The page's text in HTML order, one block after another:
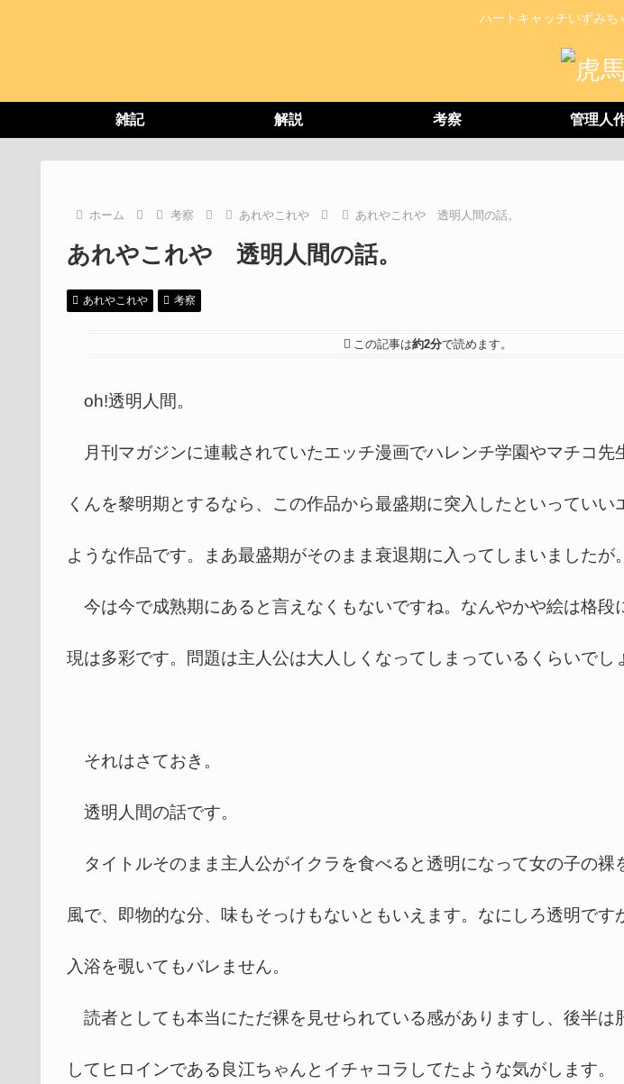
ハートキャッチいずみ
雑記 解説 考察 管理人
ホーム 考察 あれやこれや あれやこれや 透明人間の話。
あれやこれや 透明人間の話。
あれやこれや 考察
この記事は約2分で読めます。
oh!透明人間。
月刊マガジンに連載されていたエッチ漫画でハレンチ学園やマチコ先
くんを黎明期とするなら、この作品から最盛期に突入したといっていい
ような作品です。まあ最盛期がそのまま衰退期に入ってしまいましたが。
今は今で成熟期にあると言えなくもないですね。なんやかや絵は格段
現は多彩です。問題は主人公は大人しくなってしまっているくらいでし
それはさておき。
透明人間の話です。
タイトルそのまま主人公がイクラを食べると透明になって女の子の裸
風で、即物的な分、味もそっけもないともいえます。なにしろ透明です
入浴を覗いてもバレません。
読者としても本当にただ裸を見せられている感がありますし、後半は
してヒロインである良江ちゃんとイチャコラしてたような気がします。